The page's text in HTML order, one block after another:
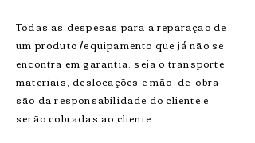
Todas as despesas para a reparação de
um produto /equipamento que já não se
encontra em garantia, seja o transporte,
materiais, deslocações e mão-de-obra
são da responsabilidade do cliente e
serão cobradas ao cliente